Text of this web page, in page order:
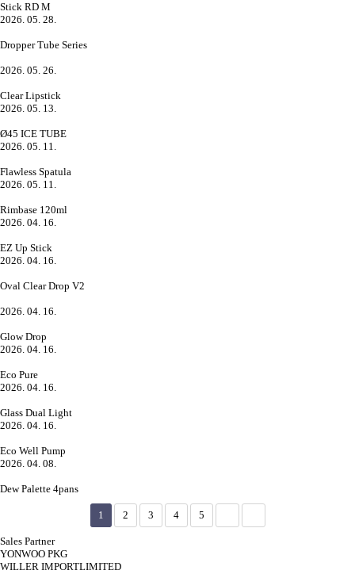
Stick RD M
2026. 05. 28.
Dropper Tube Series
2026. 05. 26.
Clear Lipstick
2026. 05. 13.
Ø45 ICE TUBE
2026. 05. 11.
Flawless Spatula
2026. 05. 11.
Rimbase 120ml
2026. 04. 16.
EZ Up Stick
2026. 04. 16.
Oval Clear Drop V2
2026. 04. 16.
Glow Drop
2026. 04. 16.
Eco Pure
2026. 04. 16.
Glass Dual Light
2026. 04. 16.
Eco Well Pump
2026. 04. 08.
Dew Palette 4pans
1 2 3 4 5
Sales Partner
YONWOO PKG
WILLER IMPORTLIMITED